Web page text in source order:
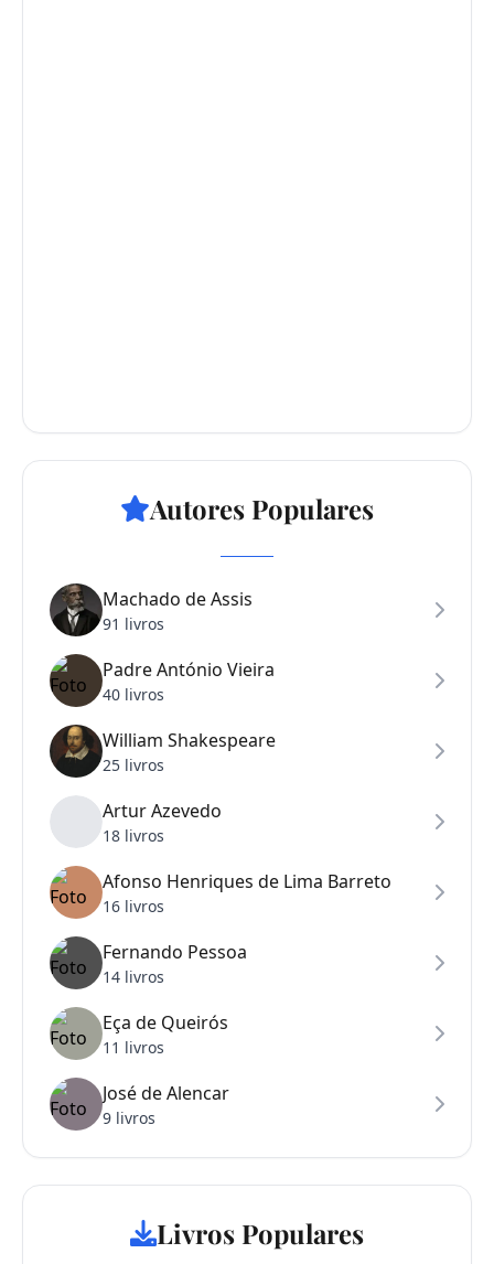
Autores Populares
Machado de Assis
91 livros
Padre António Vieira
40 livros
William Shakespeare
25 livros
Artur Azevedo
18 livros
Afonso Henriques de Lima Barreto
16 livros
Fernando Pessoa
14 livros
Eça de Queirós
11 livros
José de Alencar
9 livros
Livros Populares